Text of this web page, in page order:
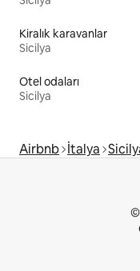
Kiralık karavanlar
Sicilya
Otel odaları
Sicilya
Airbnb İtalya
©